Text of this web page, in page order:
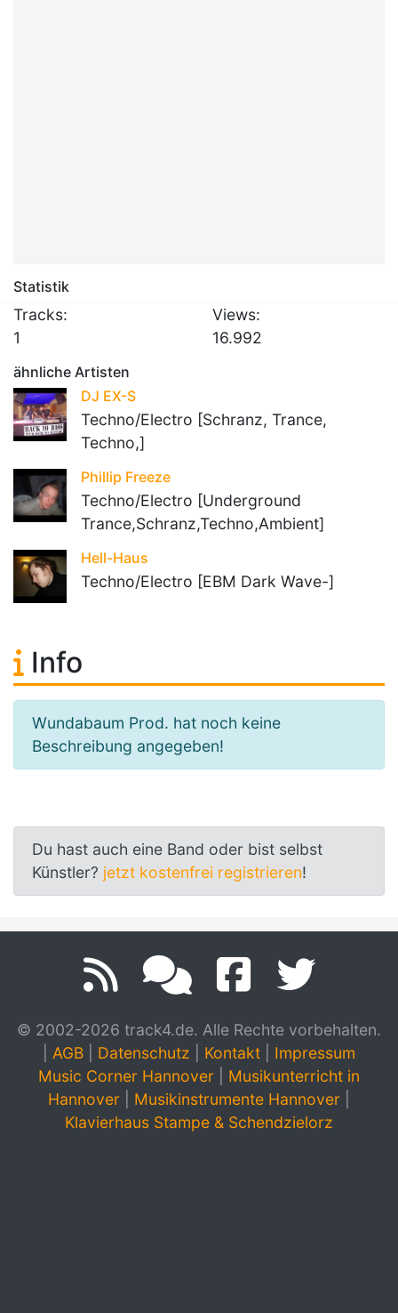
Statistik
Tracks:
1
Views:
16.992
ähnliche Artisten
DJ EX-S
Techno/Electro [Schranz, Trance,
Techno,]
Phillip Freeze
Techno/Electro [Underground
Trance,Schranz,Techno,Ambient]
Hell-Haus
Techno/Electro [EBM Dark Wave-]
Info
Wundabaum Prod. hat noch keine
Beschreibung angegeben!
Du hast auch eine Band oder bist selbst
Künstler? jetzt kostenfrei registrieren!
© 2002-2026 track4.de. Alle Rechte vorbehalten.
AGB Datenschutz Kontakt
Impressum
Music Corner Hannover
Musikunterricht in
Hannover
Musikinstrumente Hannover
Klavierhaus Stampe & Schendzielorz